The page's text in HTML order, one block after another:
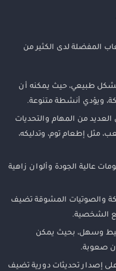
المفضلة لدى الكثير من
طبيعي، حيث يمكنه أن
ويؤدي أنشطة متنوعة.
العديد من المهام والتحديات
مثل إطعام توم، وتدليكه،
عالية الجودة وألوان زاهية
والصوتيات المشوقة تضيف
مع الشخصية.
وسهل، بحيث يمكن
صعوبة.
إصدار تحديثات دورية تضيف